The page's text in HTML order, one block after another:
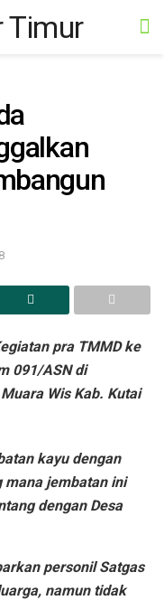
pra TMMD ke
091/ASN di
Wis Kab. Kutai
kayu dengan
mana jembatan ini
dengan Desa
personil Satgas
namun tidak